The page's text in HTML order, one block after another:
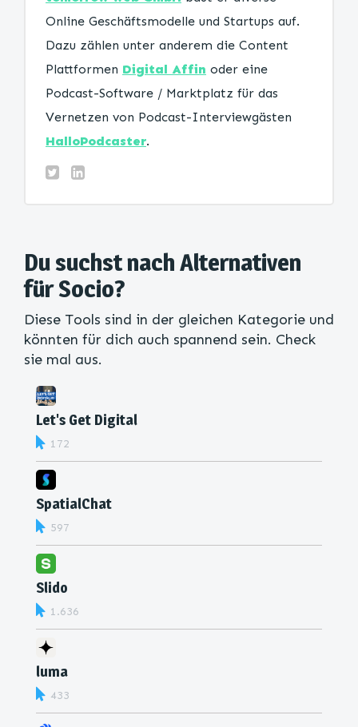
Online Geschäftsmodelle und Startups auf.
Dazu zählen unter anderem die Content
Plattformen Digital Affin oder eine
Podcast-Software / Marktplatz für das
Vernetzen von Podcast-Interviewgästen
HalloPodcaster.
Du suchst nach Alternativen
für Socio?
Diese Tools sind in der gleichen Kategorie und
könnten für dich auch spannend sein. Check
sie mal aus.
Let's Get Digital
172
SpatialChat
597
Slido
1.636
luma
433